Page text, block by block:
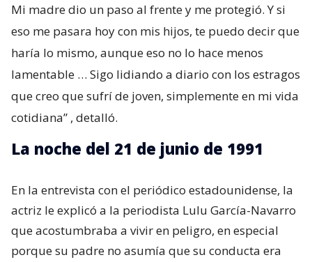
Mi madre dio un paso al frente y me protegió. Y si
eso me pasara hoy con mis hijos, te puedo decir que
haría lo mismo, aunque eso no lo hace menos
lamentable … Sigo lidiando a diario con los estragos
que creo que sufrí de joven, simplemente en mi vida
cotidiana” , detalló.
La noche del 21 de junio de 1991
En la entrevista con el periódico estadounidense, la
actriz le explicó a la periodista Lulu García-Navarro
que acostumbraba a vivir en peligro, en especial
porque su padre no asumía que su conducta era